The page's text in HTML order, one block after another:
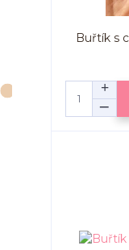
Buřtík s